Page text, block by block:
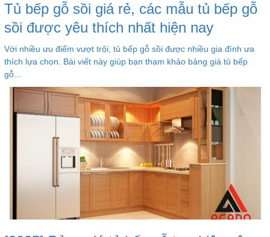
Tủ bếp gỗ sồi giá rẻ, các mẫu tủ bếp gỗ
sồi được yêu thích nhất hiện nay
Với nhiều ưu điểm vượt trội, tủ bếp gỗ sồi được nhiều gia đình ưa
thích lựa chọn. Bài viết này giúp bạn tham khảo bảng giá tủ bếp
gỗ...